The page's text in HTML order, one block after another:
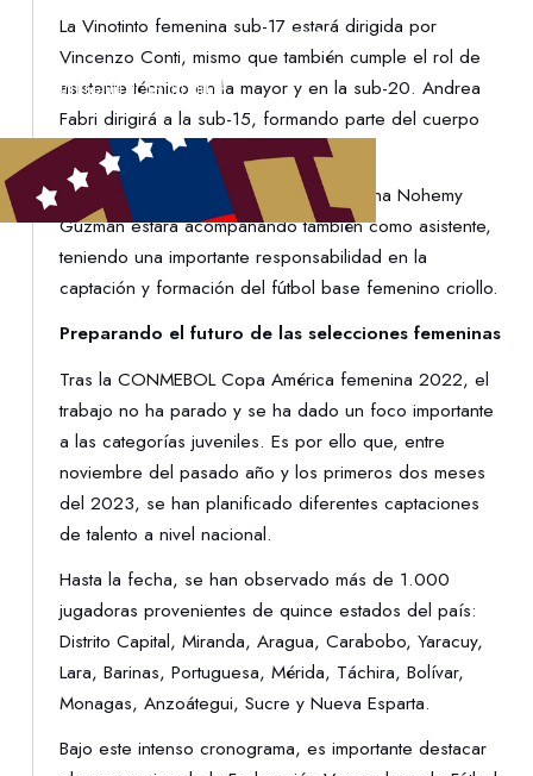
PROTECCIÓN DE LA INFANCIA
La Vinotinto femenina sub-17 estará dirigida por
Vincenzo Conti, mismo que también cumple el rol de
asistente técnico en la mayor y en la sub-20. Andrea
Fabri dirigirá a la sub-15, formando parte del cuerpo
técnico de la sub-20.
Por otra parte, la entrenadora venezolana Nohemy
Guzmán estará acompañando también como asistente,
teniendo una importante responsabilidad en la
captación y formación del fútbol base femenino criollo.
Preparando el futuro de las selecciones femeninas
Tras la CONMEBOL Copa América femenina 2022, el
trabajo no ha parado y se ha dado un foco importante
a las categorías juveniles. Es por ello que, entre
noviembre del pasado año y los primeros dos meses
del 2023, se han planificado diferentes captaciones
de talento a nivel nacional.
Hasta la fecha, se han observado más de 1.000
jugadoras provenientes de quince estados del país:
Distrito Capital, Miranda, Aragua, Carabobo, Yaracuy,
Lara, Barinas, Portuguesa, Mérida, Táchira, Bolívar,
Monagas, Anzoátegui, Sucre y Nueva Esparta.
Bajo este intenso cronograma, es importante destacar